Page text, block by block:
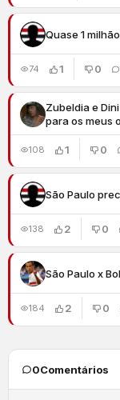
Quase 1
74 1 0
Zubeldia e
para os meus
108 1 0
São Paulo
138 2 0
São Paulo x
184 2 0
0Comentários